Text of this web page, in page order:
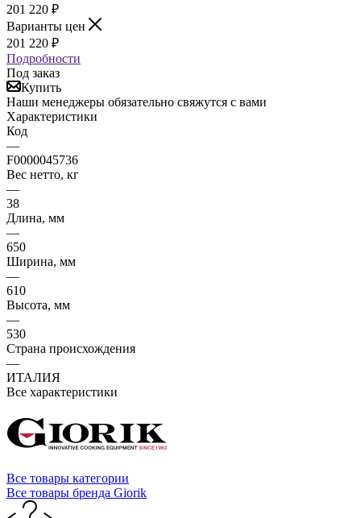
201 220 ₽
Варианты цен
201 220 ₽
Подробности
Под заказ
Купить
Наши менеджеры обязательно свяжутся с вами
Характеристики
Код
—
F0000045736
Вес нетто, кг
—
38
Длина, мм
—
650
Ширина, мм
—
610
Высота, мм
—
530
Страна происхождения
—
ИТАЛИЯ
Все характеристики
Все товары категории
Все товары бренда Giorik